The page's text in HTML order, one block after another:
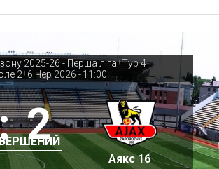
2025-26 - Перша ліга | Тур 4
2 | 6 Чер 2026 - 11:00
2
Аякс 16